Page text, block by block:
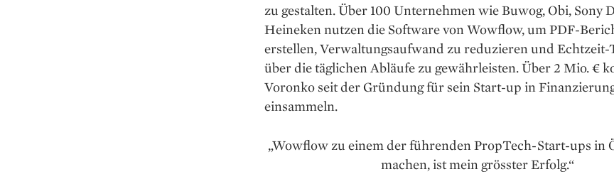
zu gestalten. Über 100 Unternehmen wie Buwog, Obi, Sony
Heineken nutzen die Software von Wowflow, um PDF-
erstellen, Verwaltungsaufwand zu reduzieren und Echtzeit-
über die täglichen Abläufe zu gewährleisten. Über 2 Mio. €
Voronko seit der Gründung für sein Start-up in
einsammeln.
„Wowflow zu einem der führenden PropTech-Start-ups in
machen, ist mein grösster Erfolg.“